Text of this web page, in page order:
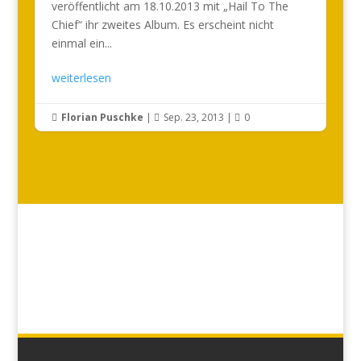
veröffentlicht am 18.10.2013 mit „Hail To The
Chief“ ihr zweites Album. Es erscheint nicht
einmal ein...
weiterlesen
 Florian Puschke |  Sep. 23, 2013 |  0